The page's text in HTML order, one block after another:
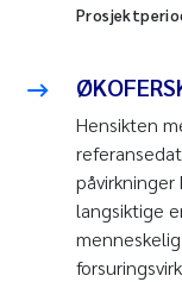
Hensikten
langsiktige